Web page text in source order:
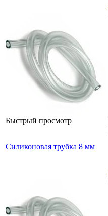
Быстрый просмотр
Силиконовая трубка 8 мм